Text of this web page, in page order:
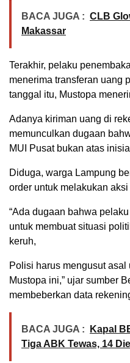
BACA JUGA : CLB
Makassar
Terakhir, pelaku
menerima transferan uang
tanggal itu, Mustopa
Adanya kiriman uang di
memunculkan dugaan
MUI Pusat bukan atas
Diduga, warga Lampung
order untuk melakukan aksi
“Ada dugaan bahwa
untuk membuat situasi
keruh,
Polisi harus mengusut
Mustopa ini,” ujar sumber
membeberkan data
BACA JUGA :
Kapal
Tiga ABK Tewas, 14